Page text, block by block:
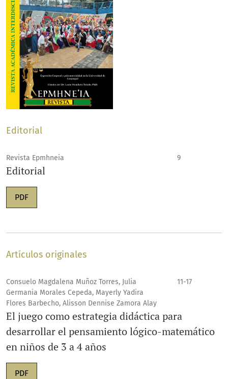
Editorial
Revista Epmhneia 9
Editorial
PDF
Artículos originales
Consuelo Magdalena Muñoz Torres, Julia
Germania Morales Cepeda, Mayerly Yadira
Flores Barbecho, Alisson Dennise Zamora Alay
11-17
El juego como estrategia didáctica para
desarrollar el pensamiento lógico-matemático
en niños de 3 a 4 años
PDF